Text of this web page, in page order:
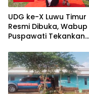
UDG ke-X Luwu Timur
Resmi Dibuka, Wabup
Puspawati Tekankan